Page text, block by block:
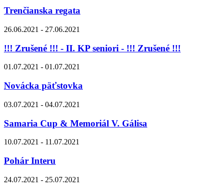
Trenčianska regata
26.06.2021 - 27.06.2021
!!! Zrušené !!! - II. KP seniori - !!! Zrušené !!!
01.07.2021 - 01.07.2021
Novácka päťstovka
03.07.2021 - 04.07.2021
Samaria Cup & Memoriál V. Gálisa
10.07.2021 - 11.07.2021
Pohár Interu
24.07.2021 - 25.07.2021